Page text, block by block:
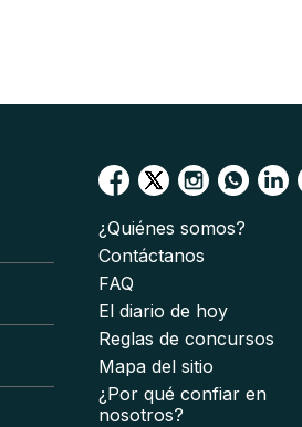
¿Quiénes somos?
Contáctanos
FAQ
El diario de hoy
Reglas de concursos
Mapa del sitio
¿Por qué confiar en
nosotros?